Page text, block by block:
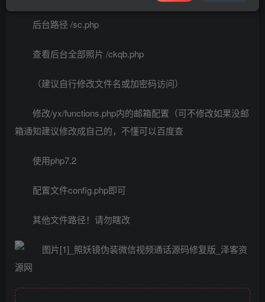
后台路径 /sc.php
查看后台全部照片 /ckqb.php
（建议自行修改文件名或加密码访问）
修改/yx/functions.php内的邮箱配置（可不修改如果没邮
箱通知建议修改成自己的，不懂可以百度查
使用php7.2
配置文件config.php即可
其他文件路径！请勿瞎改